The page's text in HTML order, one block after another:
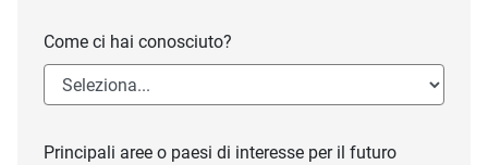
Come ci hai conosciuto?
Principali aree o paesi di interesse per il futuro